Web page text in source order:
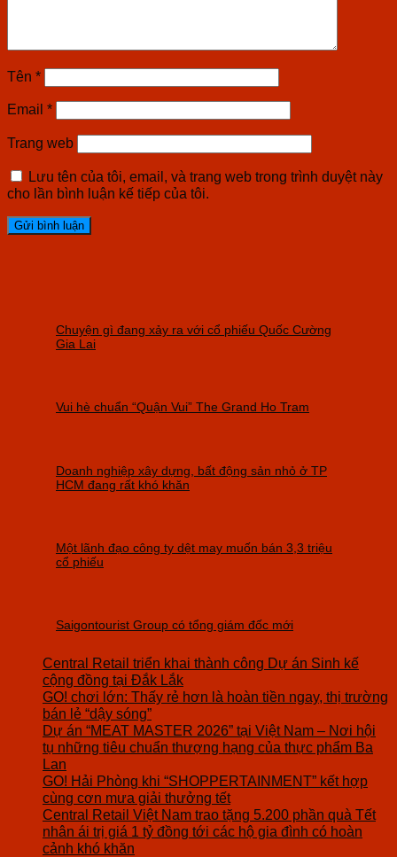
Tên *
Email *
Trang web
Lưu tên của tôi, email, và trang web trong trình duyệt này
cho lần bình luận kế tiếp của tôi.
Chuyện gì đang xảy ra với cổ phiếu Quốc Cường
Gia Lai
Vui hè chuẩn “Quận Vui” The Grand Ho Tram
Doanh nghiệp xây dựng, bất động sản nhỏ ở TP
HCM đang rất khó khăn
Một lãnh đạo công ty dệt may muốn bán 3,3 triệu
cổ phiếu
Saigontourist Group có tổng giám đốc mới
Central Retail triển khai thành công Dự án Sinh kế
cộng đồng tại Đắk Lắk
GO! chơi lớn: Thấy rẻ hơn là hoàn tiền ngay, thị trường
bán lẻ “dậy sóng”
Dự án “MEAT MASTER 2026” tại Việt Nam – Nơi hội
tụ những tiêu chuẩn thượng hạng của thực phẩm Ba
Lan
GO! Hải Phòng khi “SHOPPERTAINMENT” kết hợp
cùng cơn mưa giải thưởng tết
Central Retail Việt Nam trao tặng 5.200 phần quà Tết
nhân ái trị giá 1 tỷ đồng tới các hộ gia đình có hoàn
cảnh khó khăn